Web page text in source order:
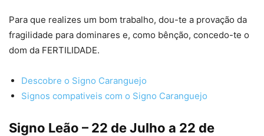
Para que realizes um bom trabalho, dou-te a provação da
fragilidade para dominares e, como bênção, concedo-te o
dom da FERTILIDADE.
Descobre o Signo Caranguejo
Signos compativeis com o Signo Caranguejo
Signo Leão – 22 de Julho a 22 de